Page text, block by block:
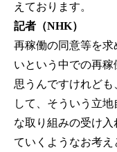
えております。
記者（NHK）
再稼働の同意等を
いという中での再
思うんですけれど
して、そういう立
な取り組みの受け
ていくようなお考え